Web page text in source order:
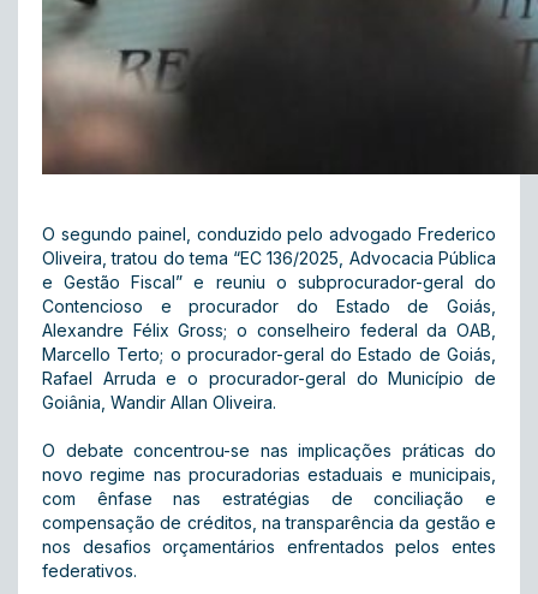
O segundo painel, conduzido pelo advogado Frederico
Oliveira, tratou do tema “EC 136/2025, Advocacia Pública
e Gestão Fiscal” e reuniu o subprocurador-geral do
Contencioso e procurador do Estado de Goiás,
Alexandre Félix Gross; o conselheiro federal da OAB,
Marcello Terto; o procurador-geral do Estado de Goiás,
Rafael Arruda e o procurador-geral do Município de
Goiânia, Wandir Allan Oliveira.
O debate concentrou-se nas implicações práticas do
novo regime nas procuradorias estaduais e municipais,
com ênfase nas estratégias de conciliação e
compensação de créditos, na transparência da gestão e
nos desafios orçamentários enfrentados pelos entes
federativos.